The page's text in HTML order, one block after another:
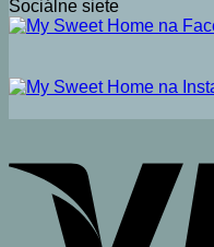
Sociálne siete